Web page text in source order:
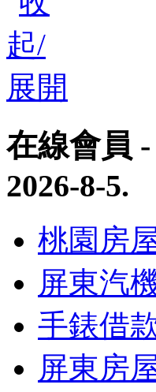
在線會員
2026-8-5.
桃園房
屏東汽
手錶借
屏東房